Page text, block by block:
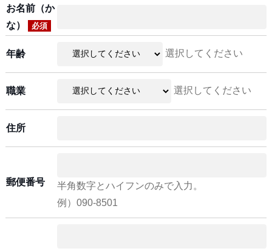
お名前（か
な）
必須
年齢 選択してください
職業 選択してください
住所
郵便番号
半角数字とハイフンのみで入力。
例）090-8501